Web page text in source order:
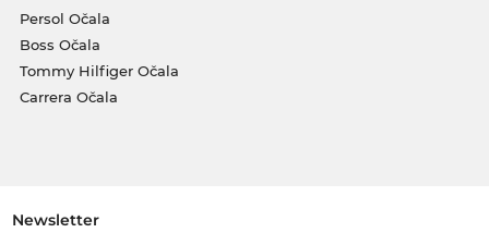
Persol Očala
Boss Očala
Tommy Hilfiger Očala
Carrera Očala
Newsletter